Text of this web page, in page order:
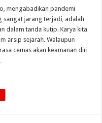
mengabadikan pandemi
sangat jarang terjadi, adalah
dalam tanda kutip. Karya kita
arsip sejarah. Walaupun
cemas akan keamanan diri